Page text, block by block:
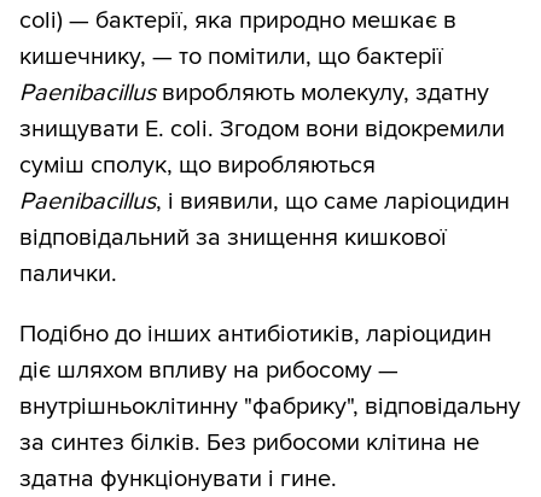
coli) — бактерії, яка природно мешкає в
кишечнику, — то помітили, що бактерії
Paenibacillusвиробляють молекулу, здатну
знищувати E. coli. Згодом вони відокремили
суміш сполук, що виробляються
Paenibacillus, і виявили, що саме ларіоцидин
відповідальний за знищення кишкової
палички.
Подібно до інших антибіотиків, ларіоцидин
діє шляхом впливу на рибосому —
внутрішньоклітинну "фабрику", відповідальну
за синтез білків. Без рибосоми клітина не
здатна функціонувати і гине.